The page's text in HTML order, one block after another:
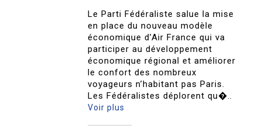
Le Parti Fédéraliste salue la mise
en place du nouveau modèle
économique d’Air France qui va
participer au développement
économique régional et améliorer
le confort des nombreux
voyageurs n’habitant pas Paris.
Les Fédéralistes déplorent qu�..
Voir plus